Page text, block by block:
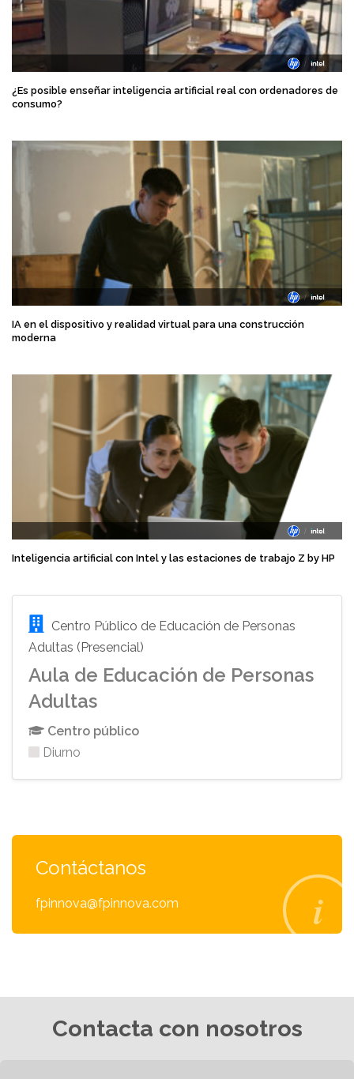
¿Es posible enseñar inteligencia artificial real con ordenadores de
consumo?
IA en el dispositivo y realidad virtual para una construcción
moderna
Inteligencia artificial con Intel y las estaciones de trabajo Z by HP
Centro Público de Educación de Personas
Adultas (Presencial)
Aula de Educación de Personas
Adultas
Centro público
Diurno
Contáctanos
fpinnova@fpinnova.com
Contacta con nosotros